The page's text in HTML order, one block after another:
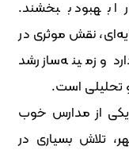
بهبود ببخشند.
نقش موثری در
و زمینه‌ساز رشد
تحلیلی است.
یکی از مدارس خوب
تلاش بسیاری در